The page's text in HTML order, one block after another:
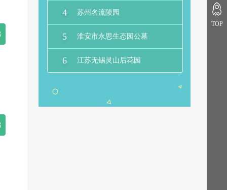
4 苏州名流陵园
5 淮安市永思生态园公墓
6 江苏无锡灵山后花园
TOP